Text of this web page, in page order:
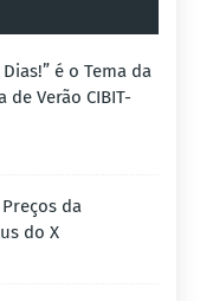
é o Tema da
de Verão CIBIT-
da
do X